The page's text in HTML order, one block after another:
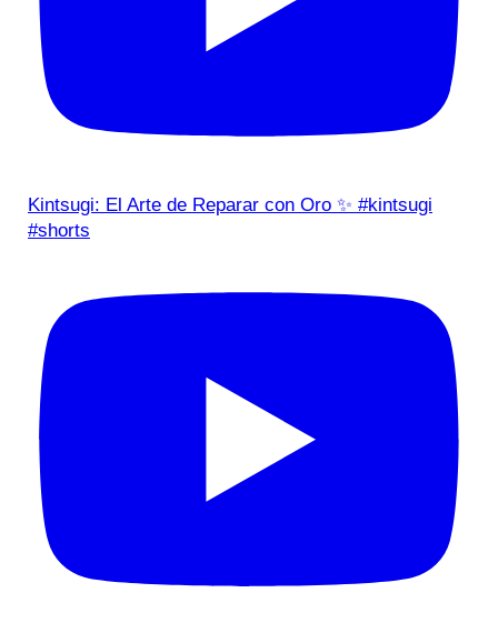
Kintsugi: El Arte de Reparar con Oro ✨ #kintsugi
#shorts